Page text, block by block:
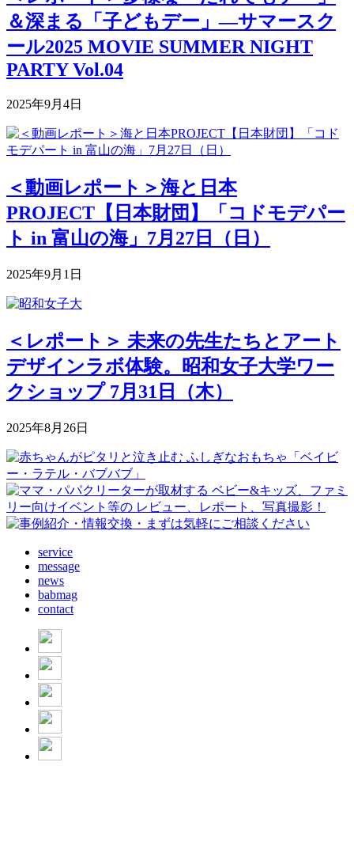
＆深まる「子どもデー」―サマースク
ール2025 MOVIE SUMMER NIGHT
PARTY Vol.04
2025年9月4日
＜動画レポート＞海と日本
PROJECT【日本財団】「コドモデパー
ト in 富山の海」7月27日（日）
2025年9月1日
＜レポート＞ 未来の先生たちとアート
デザインラボ体験。昭和女子大学ワー
クショップ 7月31日（木）
2025年8月26日
service
message
news
babmag
contact